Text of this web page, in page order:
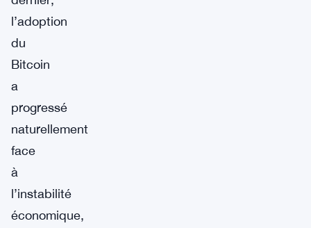
l’adoption
du
Bitcoin
a
progressé
naturellement
face
à
l’instabilité
économique,